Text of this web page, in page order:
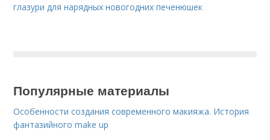
глазури для нарядных новогодних печенюшек
Популярные материалы
Особенности создания современного макияжа. История
фантазийного make up